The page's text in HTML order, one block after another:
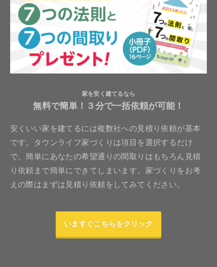
家を安く建てるなら
無料で簡単！３分で一括依頼が可能！
安くいい家を建てるには複数社への見積り依頼が基本
です。タウンライフ家づくりは項目を選択するだけ
で、簡単にあなたの希望通りの間取りはもちろん見積
り依頼まで簡単にできてしまいます。家づくりをお考
えの際はまずは見積り依頼をしてみてください。
いますぐこちらをクリック